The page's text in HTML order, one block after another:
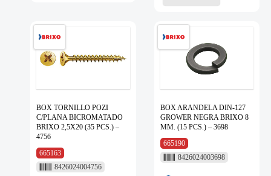
BOX TORNILLO POZI
C/PLANA BICROMATADO
BRIXO 2,5X20 (35 PCS.) –
4756
665163
8426024004756
BOX ARANDELA DIN-127
GROWER NEGRA BRIXO 8
MM. (15 PCS.) – 3698
665190
8426024003698